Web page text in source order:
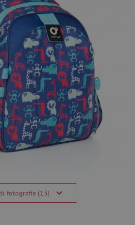
fotografie (13)